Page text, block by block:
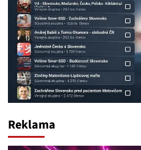
Reklama